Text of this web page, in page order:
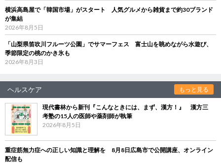
横浜高島屋で「韓国市場」がスタート 人気グルメから雑貨まで約30ブランド
が集結
2026年8月5日
「山梨県笛吹川フルーツ公園」でサマーフェス 富士山を眺めながら水遊び、
季節限定の桃のかき氷も
2026年8月3日
ヘルスケア もっと見る
現代書林から新刊『こんなときには、まず、漢方！』 漢方三
考塾の15人の医師や薬剤師が執筆
2026年8月5日
重症筋無力症への正しい知識と理解を 8月8日広島市で公開講座、オンライン
配信も